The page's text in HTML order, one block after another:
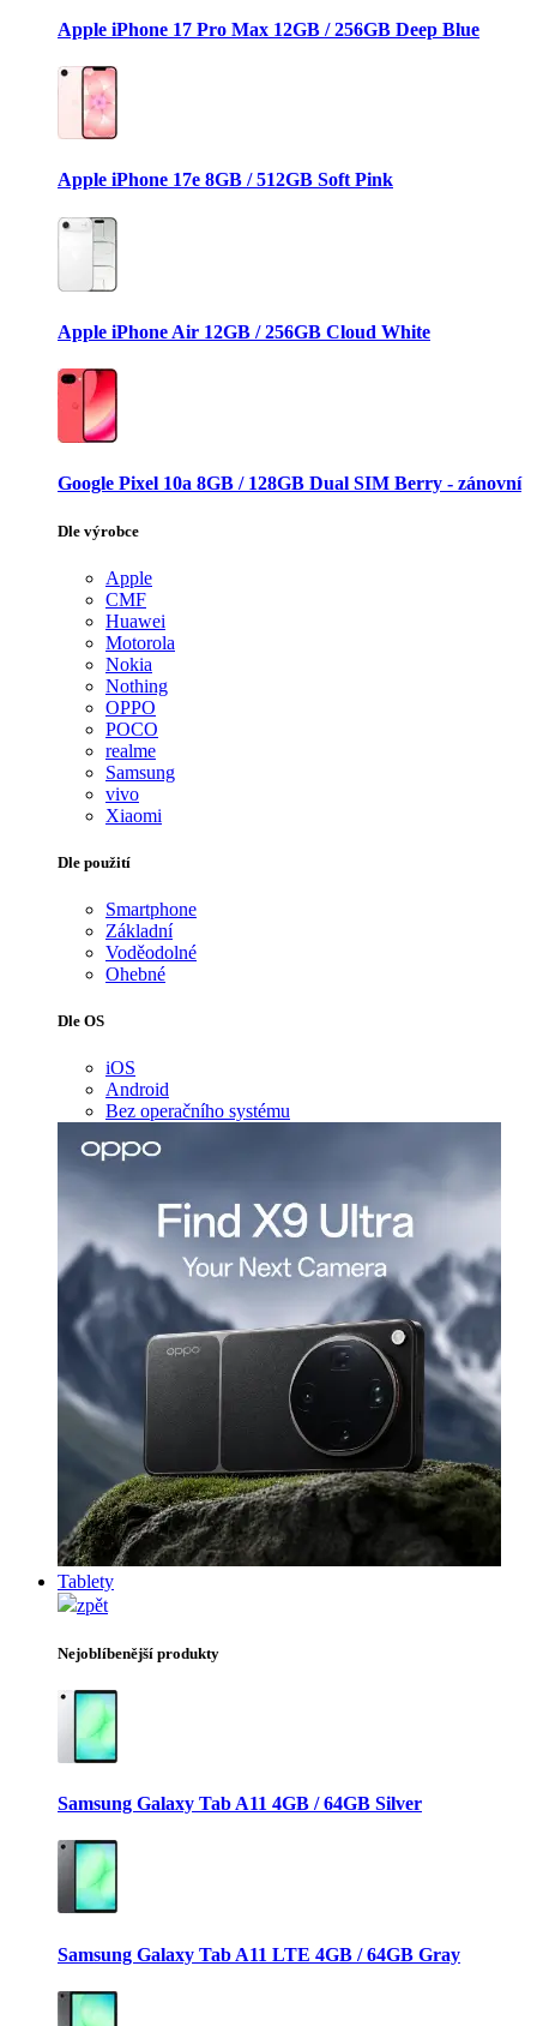
Apple iPhone 17 Pro Max 12GB / 256GB Deep Blue
Apple iPhone 17e 8GB / 512GB Soft Pink
Apple iPhone Air 12GB / 256GB Cloud White
Google Pixel 10a 8GB / 128GB Dual SIM Berry - zánovní
Dle výrobce
Apple
CMF
Huawei
Motorola
Nokia
Nothing
OPPO
POCO
realme
Samsung
vivo
Xiaomi
Dle použití
Smartphone
Základní
Voděodolné
Ohebné
Dle OS
iOS
Android
Bez operačního systému
Tablety
zpět
Nejoblíbenější produkty
Samsung Galaxy Tab A11 4GB / 64GB Silver
Samsung Galaxy Tab A11 LTE 4GB / 64GB Gray